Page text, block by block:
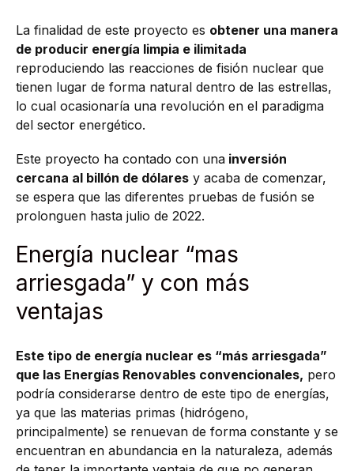
La finalidad de este proyecto es obtener una manera
de producir energía limpia e ilimitada
reproduciendo las reacciones de fisión nuclear que
tienen lugar de forma natural dentro de las estrellas,
lo cual ocasionaría una revolución en el paradigma
del sector energético.
Este proyecto ha contado con una inversión
cercana al billón de dólares y acaba de comenzar,
se espera que las diferentes pruebas de fusión se
prolonguen hasta julio de 2022.
Energía nuclear “mas
arriesgada” y con más
ventajas
Este tipo de energía nuclear es “más arriesgada”
que las Energías Renovables convencionales, pero
podría considerarse dentro de este tipo de energías,
ya que las materias primas (hidrógeno,
principalmente) se renuevan de forma constante y se
encuentran en abundancia en la naturaleza, además